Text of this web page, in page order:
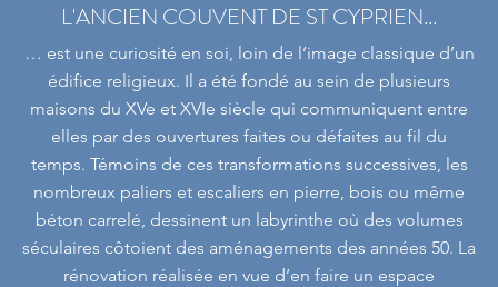
L'ANCIEN COUVENT DE ST CYPRIEN...
… est une curiosité en soi, loin de l’image classique d’un
édifice religieux. Il a été fondé au sein de plusieurs
maisons du XVe et XVIe siècle qui communiquent entre
elles par des ouvertures faites ou défaites au fil du
temps. Témoins de ces transformations successives, les
nombreux paliers et escaliers en pierre, bois ou même
béton carrelé, dessinent un labyrinthe où des volumes
séculaires côtoient des aménagements des années 50. La
rénovation réalisée en vue d’en faire un espace